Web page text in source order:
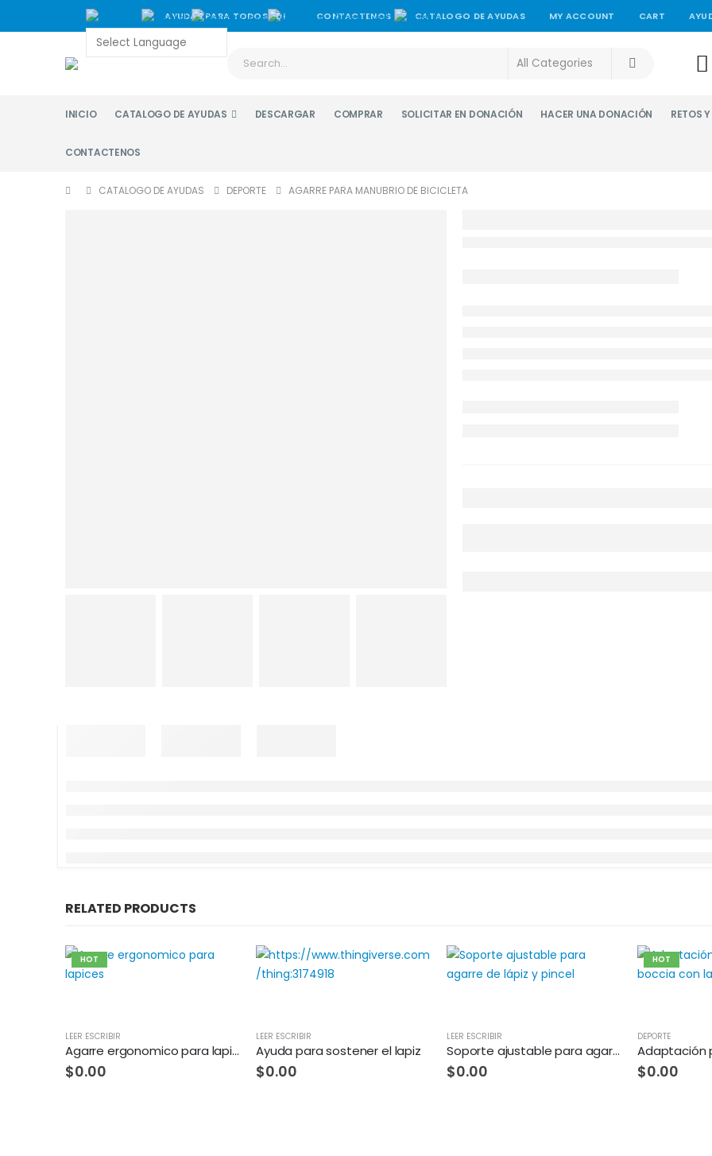
AYUDAS PARA TODOS 3D! CONTACTENOS CATALOGO DE AYUDAS MY ACCOUNT CART
INICIO CATALOGO DE AYUDAS DESCARGAR COMPRAR SOLICITAR EN DONACIÓN HACER UNA DONACIÓN RETOS
CONTACTENOS
CATALOGO DE AYUDAS DEPORTE AGARRE PARA MANUBRIO DE BICICLETA
RELATED PRODUCTS
HOT
LEER ESCRIBIR
Agarre ergonomico para lapices
$0.00
LEER ESCRIBIR
Ayuda para sostener el lapiz
$0.00
LEER ESCRIBIR
Soporte ajustable para agarre de lápiz y pincel
$0.00
HOT
DEPORTE
$0.00